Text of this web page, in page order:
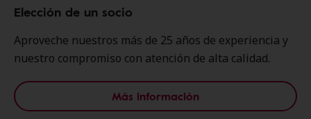
Elección de un socio
Aproveche nuestros más de 25 años de experiencia y
nuestro compromiso con atención de alta calidad.
Más información